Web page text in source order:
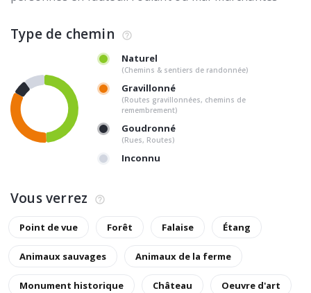
Type de chemin
Naturel
(Chemins & sentiers de randonnée)
Gravillonné
(Routes gravillonnées, chemins de
remembrement)
Goudronné
(Rues, Routes)
Inconnu
Vous verrez
Point de vue Forêt Falaise Étang
Animaux sauvages Animaux de la ferme
Monument historique Château Oeuvre d'art